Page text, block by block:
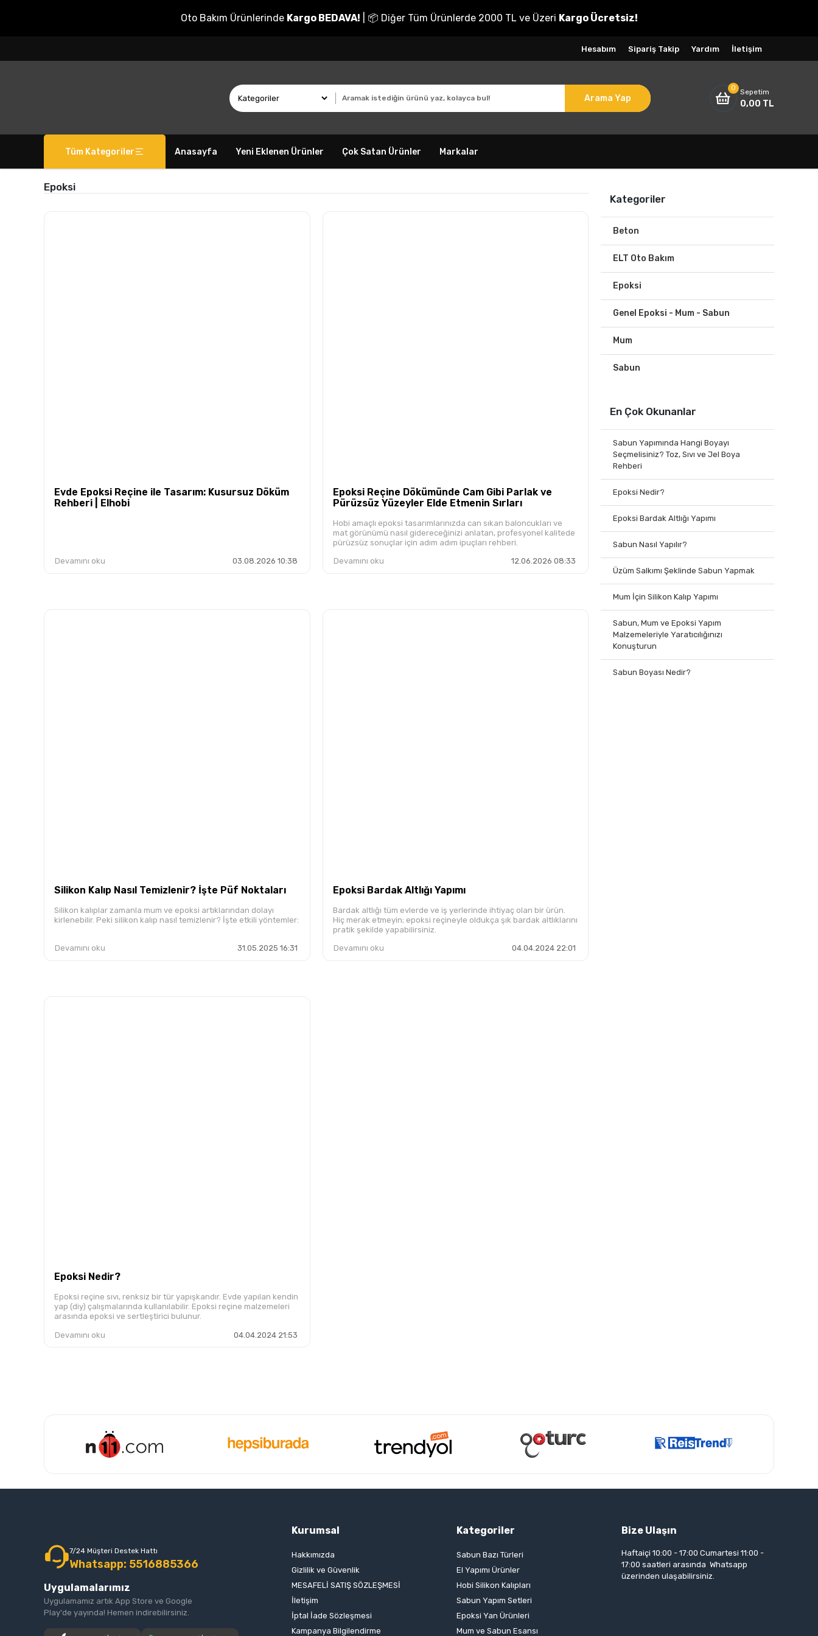
Oto Bakım Ürünlerinde Kargo BEDAVA! | 📦 Diğer Tüm Ürünlerde 2000 TL ve Üzeri Kargo Ücretsiz!
Hesabım Sipariş Takip Yardım İletişim
Arama Yap
0 Sepetim
0,00 TL
Tüm Kategoriler Anasayfa Yeni Eklenen Ürünler Çok Satan Ürünler Markalar
Epoksi
Evde Epoksi Reçine ile Tasarım: Kusursuz Döküm
Rehberi | Elhobi
Devamını oku 03.08.2026 10:38
Epoksi Reçine Dökümünde Cam Gibi Parlak ve
Pürüzsüz Yüzeyler Elde Etmenin Sırları
Hobi amaçlı epoksi tasarımlarınızda can sıkan baloncukları ve
mat görünümü nasıl gidereceğinizi anlatan, profesyonel kalitede
pürüzsüz sonuçlar için adım adım ipuçları rehberi.
Devamını oku 12.06.2026 08:33
Silikon Kalıp Nasıl Temizlenir? İşte Püf Noktaları
Silikon kalıplar zamanla mum ve epoksi artıklarından dolayı
kirlenebilir. Peki silikon kalıp nasıl temizlenir? İşte etkili yöntemler:
Devamını oku 31.05.2025 16:31
Epoksi Bardak Altlığı Yapımı
Bardak altlığı tüm evlerde ve iş yerlerinde ihtiyaç olan bir ürün.
Hiç merak etmeyin; epoksi reçineyle oldukça şık bardak altlıklarını
pratik şekilde yapabilirsiniz.
Devamını oku 04.04.2024 22:01
Epoksi Nedir?
Epoksi reçine sıvı, renksiz bir tür yapışkandır. Evde yapılan kendin
yap (diy) çalışmalarında kullanılabilir. Epoksi reçine malzemeleri
arasında epoksi ve sertleştirici bulunur.
Devamını oku 04.04.2024 21:53
Kategoriler
Beton
ELT Oto Bakım
Epoksi
Genel Epoksi - Mum - Sabun
Mum
Sabun
En Çok Okunanlar
Sabun Yapımında Hangi Boyayı
Seçmelisiniz? Toz, Sıvı ve Jel Boya
Rehberi
Epoksi Nedir?
Epoksi Bardak Altlığı Yapımı
Sabun Nasıl Yapılır?
Üzüm Salkımı Şeklinde Sabun Yapmak
Mum İçin Silikon Kalıp Yapımı
Sabun, Mum ve Epoksi Yapım
Malzemeleriyle Yaratıcılığınızı
Konuşturun
Sabun Boyası Nedir?
7/24 Müşteri Destek Hattı
Whatsapp: 5516885366
Uygulamalarımız
Uygulamamız artık App Store ve Google
Play'de yayında! Hemen indirebilirsiniz.
Kurumsal
Hakkımızda
Gizlilik ve Güvenlik
MESAFELİ SATIŞ SÖZLEŞMESİ
İletişim
İptal İade Sözleşmesi
Kampanya Bilgilendirme
Kategoriler
Sabun Bazı Türleri
El Yapımı Ürünler
Hobi Silikon Kalıpları
Sabun Yapım Setleri
Epoksi Yan Ürünleri
Mum ve Sabun Esansı
Bize Ulaşın
Haftaiçi 10:00 - 17:00 Cumartesi 11:00 -
17:00 saatleri arasında Whatsapp
üzerinden ulaşabilirsiniz.